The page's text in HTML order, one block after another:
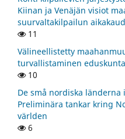
Kiinan ja Venäjän visiot
suurvaltakilpailun
11
Välineellistetty
turvallistaminen
10
De små nordiska
Preliminära tankar kring
världen
6